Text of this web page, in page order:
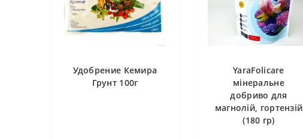
Удобрение Кемира
Грунт 100г
YaraFolicare
мінеральне
добриво для
магнолій, гортензій
(180 гр)